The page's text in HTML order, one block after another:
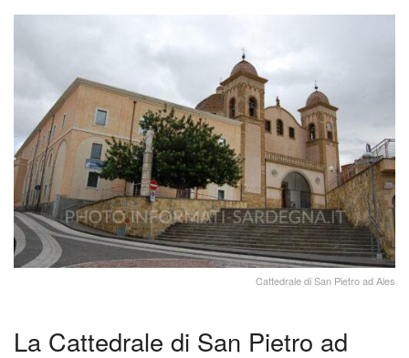
Cattedrale di San Pietro ad Ales
La Cattedrale di San Pietro ad